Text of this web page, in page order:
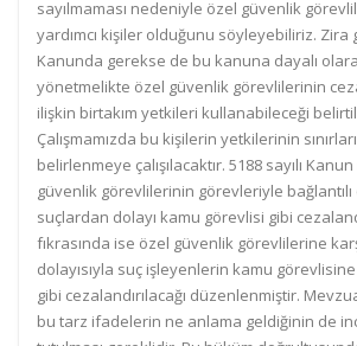
sayılmaması nedeniyle özel güvenlik
yardımcı kişiler olduğunu söyleyebiliriz. Zira
Kanunda gerekse de bu kanuna dayalı
yönetmelikte özel güvenlik görevlilerinin
ilişkin birtakım yetkileri kullanabileceği
Çalışmamızda bu kişilerin yetkilerinin
belirlenmeye çalışılacaktır. 5188 sayılı
güvenlik görevlilerinin görevleriyle
suçlardan dolayı kamu görevlisi gibi
fıkrasında ise özel güvenlik görevlilerine
dolayısıyla suç işleyenlerin kamu görevlisine
gibi cezalandırılacağı düzenlenmiştir.
bu tarz ifadelerin ne anlama geldiğinin de